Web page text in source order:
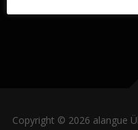
Copyright © 2026 alangue